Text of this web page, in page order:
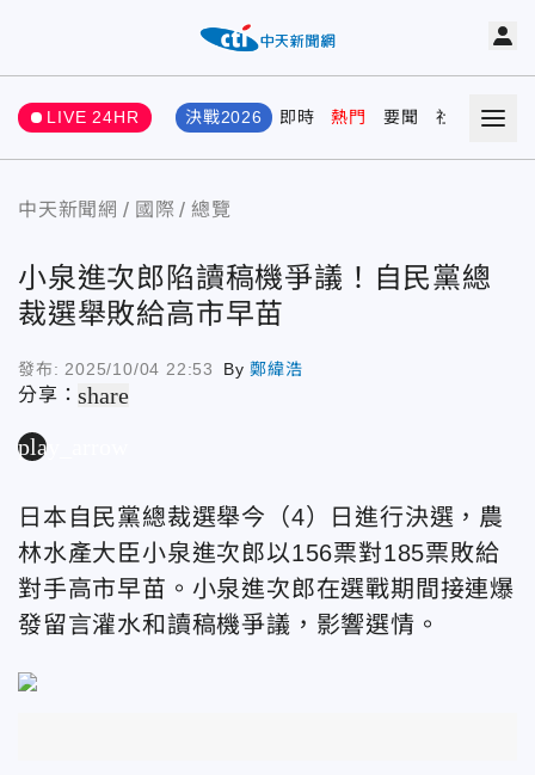
LIVE 24HR 決戰2026 即時 熱門 要聞 社會 娛樂
中天新聞網 國際 總覽
小泉進次郎陷讀稿機爭議！自民黨總
裁選舉敗給高市早苗
發布: 2025/10/04 22:53 By鄭緯浩
分享：share
play_arrow
日本自民黨總裁選舉今（4）日進行決選，農
林水產大臣小泉進次郎以156票對185票敗給
對手高市早苗。小泉進次郎在選戰期間接連爆
發留言灌水和讀稿機爭議，影響選情。